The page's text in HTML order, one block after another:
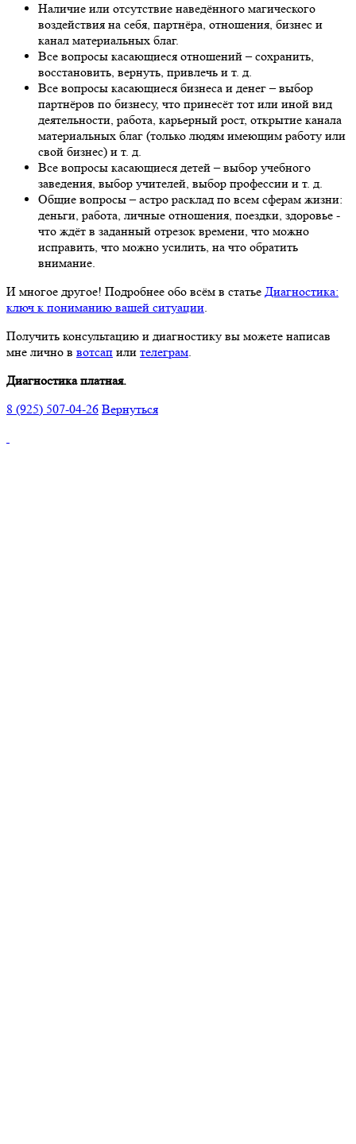
Наличие или отсутствие наведённого магического
воздействия на себя, партнёра, отношения, бизнес и
канал материальных благ.
Все вопросы касающиеся отношений – сохранить,
восстановить, вернуть, привлечь и т. д.
Все вопросы касающиеся бизнеса и денег – выбор
партнёров по бизнесу, что принесёт тот или иной вид
деятельности, работа, карьерный рост, открытие канала
материальных благ (только людям имеющим работу или
свой бизнес) и т. д.
Все вопросы касающиеся детей – выбор учебного
заведения, выбор учителей, выбор профессии и т. д.
Общие вопросы – астро расклад по всем сферам жизни:
деньги, работа, личные отношения, поездки, здоровье -
что ждёт в заданный отрезок времени, что можно
исправить, что можно усилить, на что обратить
внимание.
И многое другое! Подробнее обо всём в статье Диагностика:
ключ к пониманию вашей ситуации.
Получить консультацию и диагностику вы можете написав
мне лично в вотсап или телеграм.
Диагностика платная.
8 (925) 507-04-26 Вернуться